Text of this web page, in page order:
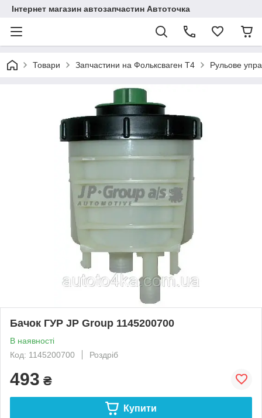
Інтернет магазин автозапчастин Автоточка
Товари Запчастини на Фольксваген Т4 Рульове
Бачок ГУР JP Group 1145200700
В наявності
Код: 1145200700
Роздріб
493 ₴
Купити